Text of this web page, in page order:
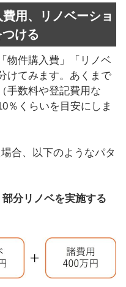
用、リノベーショ
ける
物件購入費」「リノベ
けてみます。あくまで
手数料や登記費用な
％くらいを目安にしま
合、以下のようなパタ
部分リノベを実施する